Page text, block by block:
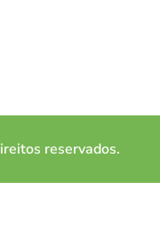
reservados.